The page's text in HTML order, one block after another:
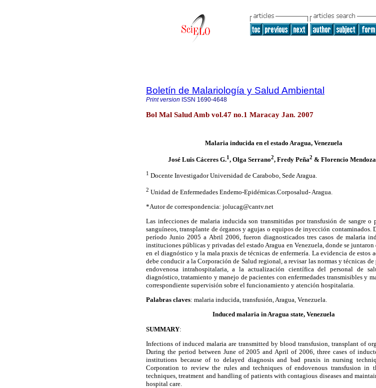
Boletín de Malariología y Salud Ambiental
Print version ISSN 1690-4648
Bol Mal Salud Amb vol.47 no.1 Maracay Jan. 2007
Malaria inducida en el estado Aragua, Venezuela
José Luis Cáceres G.1, Olga Serrano2, Fredy Peña2 & Florencio Mendoza
1 Docente Investigador Universidad de Carabobo, Sede Aragua.
2 Unidad de Enfermedades Endemo-Epidémicas.Corposalud- Aragua.
*Autor de correspondencia: jolucag@cantv.net
Las infecciones de malaria inducida son transmitidas por transfusión de sangre o
sanguíneos, transplante de órganos y agujas o equipos de inyección contaminados.
período Junio 2005 a Abril 2006, fueron diagnosticados tres casos de malaria
instituciones públicas y privadas del estado Aragua en Venezuela, donde se juntaron
en el diagnóstico y la mala praxis de técnicas de enfermería. La evidencia de estos
debe conducir a la Corporación de Salud regional, a revisar las normas y técnicas
endovenosa intrahospitalaria, a la actualización científica del personal de
diagnóstico, tratamiento y manejo de pacientes con enfermedades transmisibles y
correspondiente supervisión sobre el funcionamiento y atención hospitalaria.
Palabras claves: malaria inducida, transfusión, Aragua, Venezuela.
Induced malaria in Aragua state, Venezuela
SUMMARY:
Infections of induced malaria are transmitted by blood transfusion, transplant of
During the period between June of 2005 and April of 2006, three cases of
institutions because of to delayed diagnosis and bad praxis in nursing
Corporation to review the rules and techniques of endovenous transfusion in
techniques, treatment and handling of patients with contagious diseases and
hospital care.